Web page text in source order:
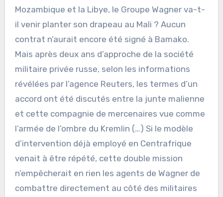
Mozambique et la Libye, le Groupe Wagner va-t-
il venir planter son drapeau au Mali ? Aucun
contrat n’aurait encore été signé à Bamako.
Mais après deux ans d’approche de la société
militaire privée russe, selon les informations
révélées par l’agence Reuters, les termes d’un
accord ont été discutés entre la junte malienne
et cette compagnie de mercenaires vue comme
l’armée de l’ombre du Kremlin (…) Si le modèle
d’intervention déjà employé en Centrafrique
venait à être répété, cette double mission
n’empêcherait en rien les agents de Wagner de
combattre directement au côté des militaires